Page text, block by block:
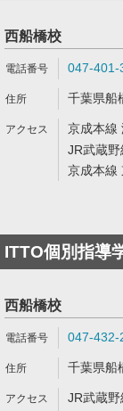
西船橋校
047-401-
千葉県船
京成本線
JR武蔵
京成本線
ITTO個別指導
西船橋校
047-432-
千葉県船
JR武蔵